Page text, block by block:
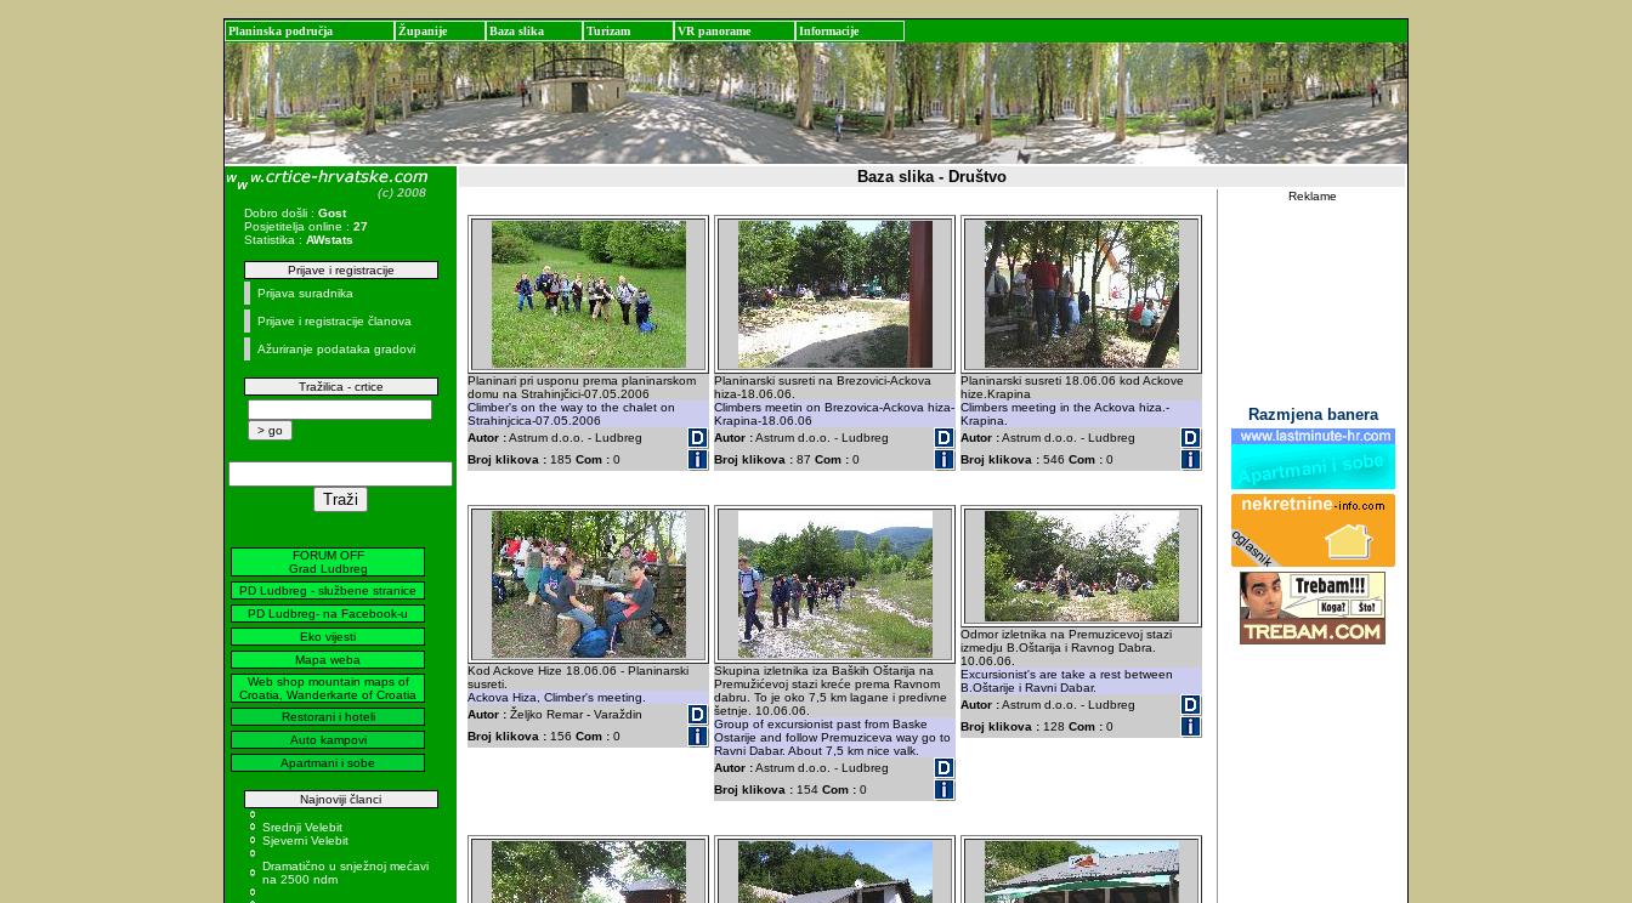
Planinska područja Županije Baza slika Turizam VR panorame Informacije
Dobro došli : Gost
Posjetitelja online : 27
Statistika : AWstats
Prijave i registracije
Prijava suradnika
Prijave i registracije članova
Ažuriranje podataka gradovi
Tražilica - crtice
FORUM OFF
Grad Ludbreg
PD Ludbreg - službene stranice
PD Ludbreg- na Facebook-u
Eko vijesti
Mapa weba
Web shop mountain maps of
Croatia, Wanderkarte of Croatia
Restorani i hoteli
Auto kampovi
Apartmani i sobe
Najnoviji članci
Srednji Velebit
Sjeverni Velebit
Dramatično u snježnoj mećavi
na 2500 ndm
Baza slika - Društvo
Planinari pri usponu prema planinarskom
domu na Strahinjčici-07.05.2006
Climber's on the way to the chalet on
Strahinjcica-07.05.2006
Autor :Astrum d.o.o. - Ludbreg
Broj klikova : 185 Com : 0
Planinarski susreti na Brezovici-Ackova
hiza-18.06.06.
Climbers meetin on Brezovica-Ackova hiza-
Krapina-18.06.06
Autor :Astrum d.o.o. - Ludbreg
Broj klikova : 87 Com : 0
Planinarski susreti 18.06.06 kod Ackove
hize.Krapina
Climbers meeting in the Ackova hiza.-
Krapina.
Autor :Astrum d.o.o. - Ludbreg
Broj klikova : 546 Com : 0
Kod Ackove Hize 18.06.06 - Planinarski
susreti.
Ackova Hiza, Climber's meeting.
Autor : Željko Remar - Varaždin
Broj klikova : 156 Com : 0
Skupina izletnika iza Baških Oštarija na
Premužićevoj stazi kreće prema Ravnom
dabru. To je oko 7,5 km lagane i predivne
šetnje. 10.06.06.
Group of excursionist past from Baske
Ostarije and follow Premuziceva way go to
Ravni Dabar. About 7,5 km nice valk.
Autor :Astrum d.o.o. - Ludbreg
Broj klikova : 154 Com : 0
Odmor izletnika na Premuzicevoj stazi
izmedju B.Oštarija i Ravnog Dabra.
10.06.06.
Excursionist's are take a rest between
B.Oštarije i Ravni Dabar.
Autor :Astrum d.o.o. - Ludbreg
Broj klikova : 128 Com : 0
Reklame
Razmjena banera